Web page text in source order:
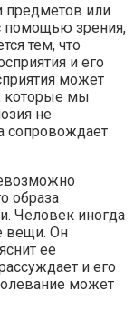
предметов или
помощью зрения,
тем, что
и его
может
которые мы
не
сопровождает
образа
Человек иногда
вещи. Он
ее
и его
может